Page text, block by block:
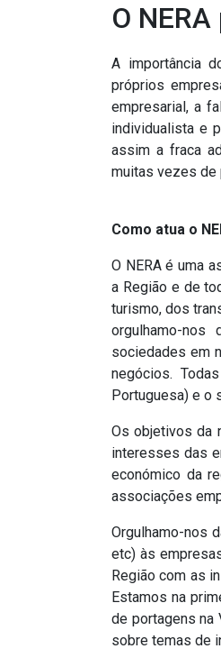
O
A importância
próprios
empresarial, a
individualista e
assim a fraca
muitas vezes de
Como atua o
O NERA é uma
a Região e de
turismo, dos
orgulhamo-
sociedades em
negócios.
Portuguesa) e o
Os objetivos da
interesses das
económico da
associações
Orgulhamo-nos
etc) às
Região com as
Estamos na
de portagens na
sobre temas de